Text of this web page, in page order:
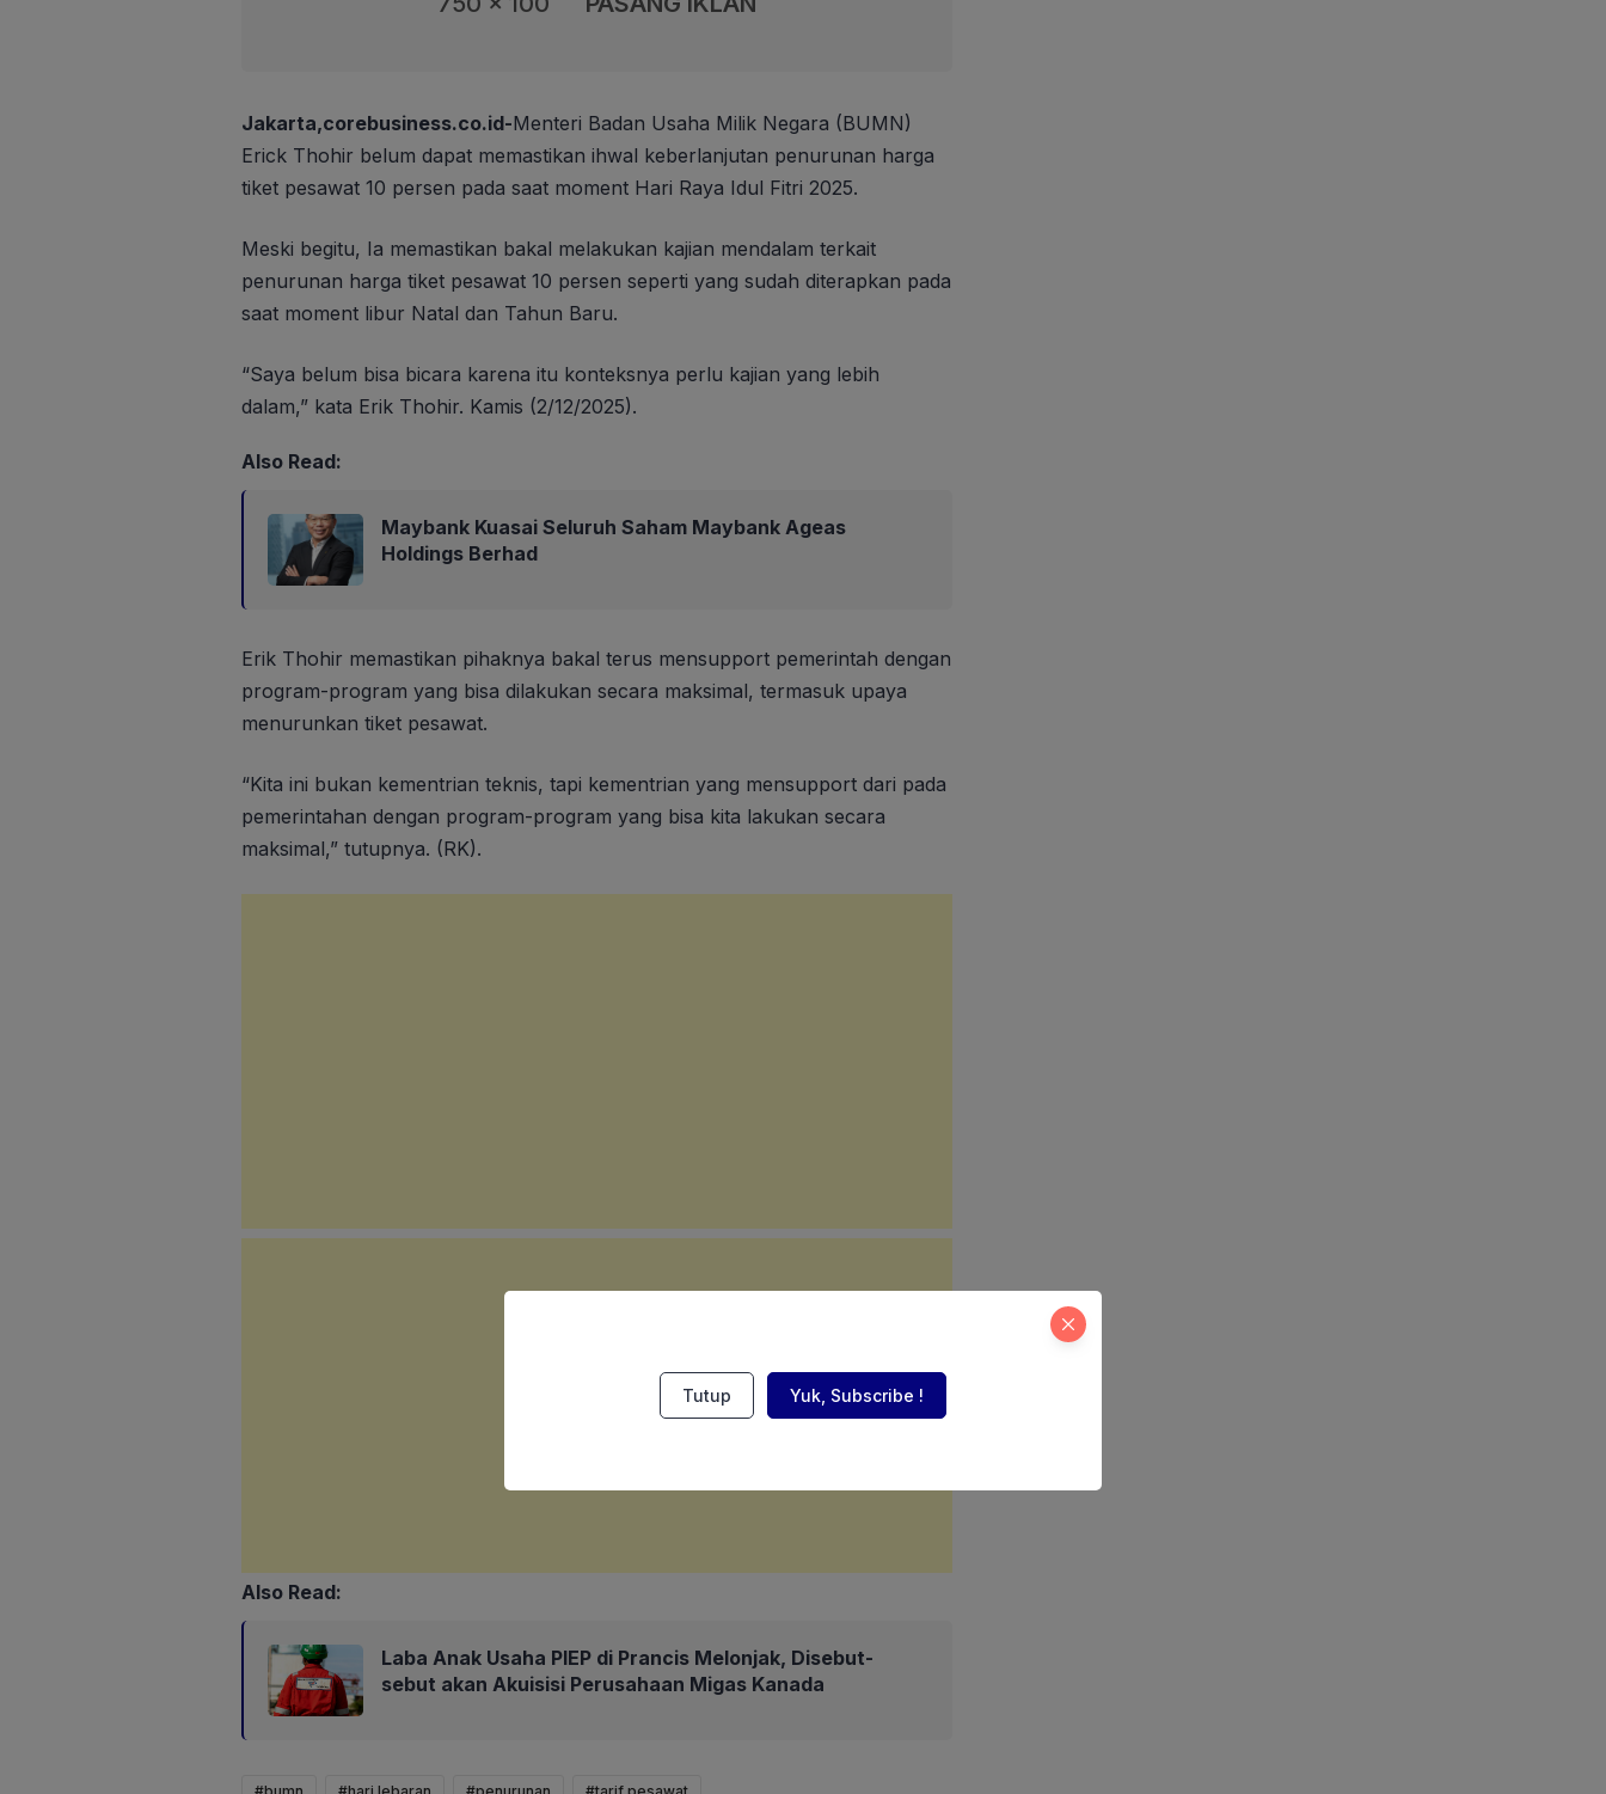
Jakarta,corebusiness.co.id-Menteri Badan Usaha Milik Negara (BUMN)
Erick Thohir belum dapat memastikan ihwal keberlanjutan penurunan harga
tiket pesawat 10 persen pada saat moment Hari Raya Idul Fitri 2025.
Meski begitu, Ia memastikan bakal melakukan kajian mendalam terkait
penurunan harga tiket pesawat 10 persen seperti yang sudah diterapkan pada
saat moment libur Natal dan Tahun Baru.
“Saya belum bisa bicara karena itu konteksnya perlu kajian yang lebih
dalam,” kata Erik Thohir. Kamis (2/12/2025).
Also Read:
Maybank Kuasai Seluruh Saham Maybank Ageas
Holdings Berhad
Erik Thohir memastikan pihaknya bakal terus mensupport pemerintah dengan
program-program yang bisa dilakukan secara maksimal, termasuk upaya
menurunkan tiket pesawat.
“Kita ini bukan kementrian teknis, tapi kementrian yang mensupport dari pada
pemerintahan dengan program-program yang bisa kita lakukan secara
maksimal,” tutupnya. (RK).
Also Read:
Laba Anak Usaha PIEP di Prancis Melonjak, Disebut-
sebut akan Akuisisi Perusahaan Migas Kanada
Tutup Yuk, Subscribe !